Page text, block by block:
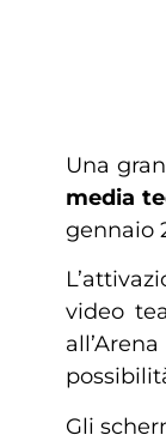
Una
media
gennaio
video
Gli